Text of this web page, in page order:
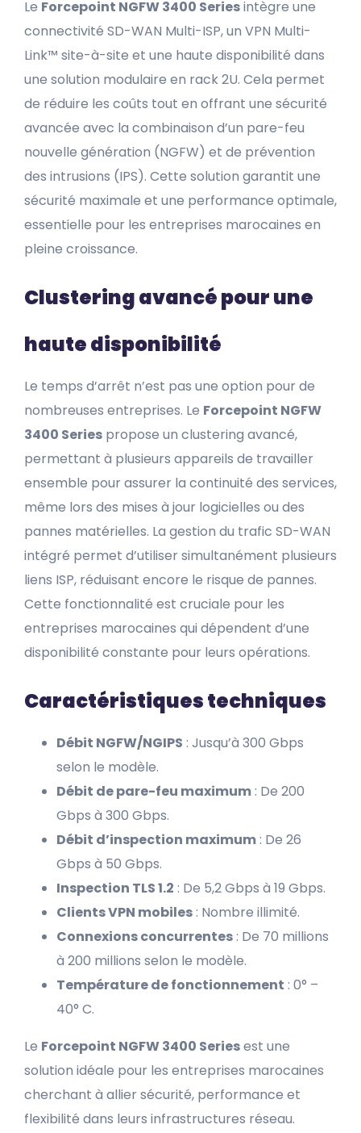
Le Forcepoint NGFW 3400 Seriesintègre une
connectivité SD-WAN Multi-ISP, un VPN Multi-
Link™ site-à-site et une haute disponibilité dans
une solution modulaire en rack 2U. Cela permet
de réduire les coûts tout en offrant une sécurité
avancée avec la combinaison d’un pare-feu
nouvelle génération (NGFW) et de prévention
des intrusions (IPS). Cette solution garantit une
sécurité maximale et une performance optimale,
essentielle pour les entreprises marocaines en
pleine croissance.
Clustering avancé pour une
haute disponibilité
Le temps d’arrêt n’est pas une option pour de
nombreuses entreprises. Le Forcepoint NGFW
3400 Series propose un clustering avancé,
permettant à plusieurs appareils de travailler
ensemble pour assurer la continuité des services,
même lors des mises à jour logicielles ou des
pannes matérielles. La gestion du trafic SD-WAN
intégré permet d’utiliser simultanément plusieurs
liens ISP, réduisant encore le risque de pannes.
Cette fonctionnalité est cruciale pour les
entreprises marocaines qui dépendent d’une
disponibilité constante pour leurs opérations.
Caractéristiques techniques
Débit NGFW/NGIPS : Jusqu’à 300 Gbps
selon le modèle.
Débit de pare-feu maximum : De 200
Gbps à 300 Gbps.
Débit d’inspection maximum : De 26
Gbps à 50 Gbps.
Inspection TLS 1.2 : De 5,2 Gbps à 19 Gbps.
Clients VPN mobiles : Nombre illimité.
Connexions concurrentes : De 70 millions
à 200 millions selon le modèle.
Température de fonctionnement : 0° –
40° C.
Le Forcepoint NGFW 3400 Seriesest une
solution idéale pour les entreprises marocaines
cherchant à allier sécurité, performance et
flexibilité dans leurs infrastructures réseau.